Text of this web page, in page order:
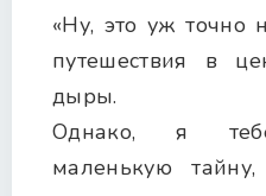
«Ну, это уж точно
путешествия в
дыры.
Однако, я
маленькую